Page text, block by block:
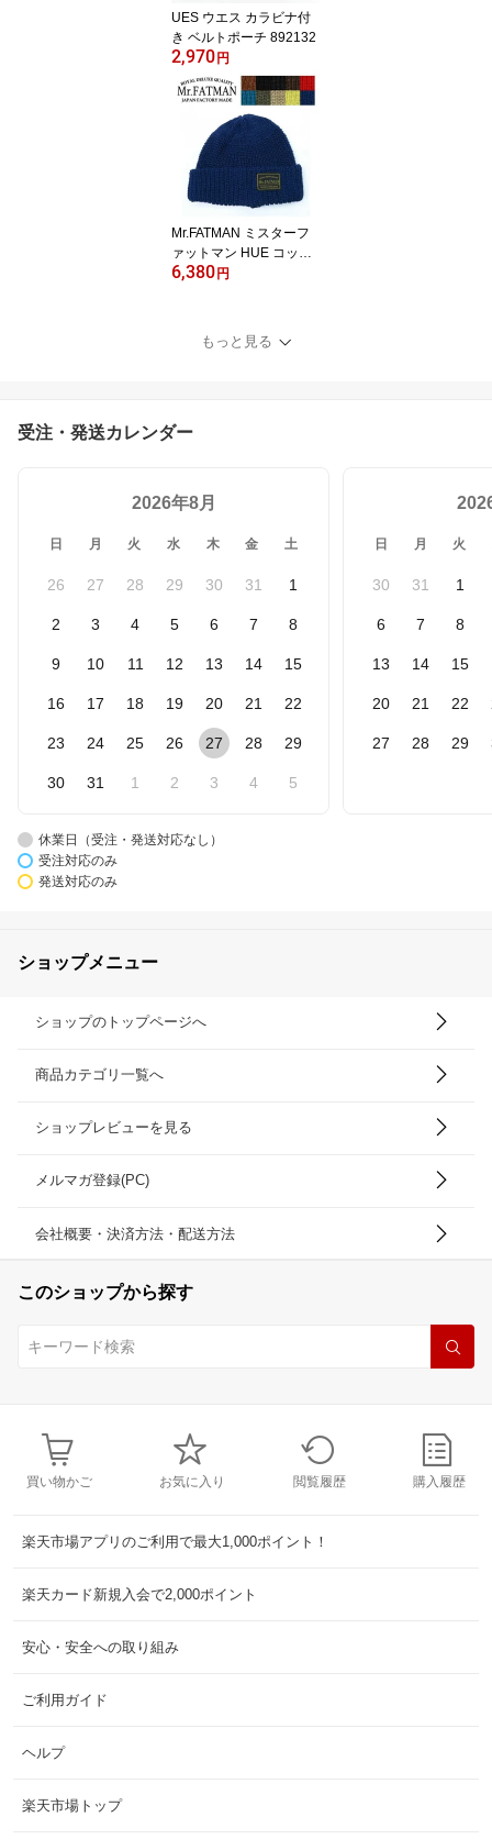
UES ウエス カラビナ付
き ベルトポーチ 892132
2,970円
Mr.FATMAN ミスターフ
ァットマン HUE コット
ンニット ワッチキャップ
6,380円
もっと見る
受注・発送カレンダー
2026年8月
日 月 火 水 木 金 土
26 27 28 29 30 31 1
2 3 4 5 6 7 8
9 10 11 12 13 14 15
16 17 18 19 20 21 22
23 24 25 26 27 28 29
30 31 1 2 3 4 5
日 月 火
30 31 1
6 7 8
13 14 15
20 21 22
27 28 29
休業日（受注・発送対応なし）
受注対応のみ
発送対応のみ
ショップメニュー
ショップのトップページへ
商品カテゴリ一覧へ
ショップレビューを見る
メルマガ登録(PC)
会社概要・決済方法・配送方法
このショップから探す
買い物かご お気に入り 閲覧履歴 購入履歴
楽天市場アプリのご利用で最大1,000ポイント！
楽天カード新規入会で2,000ポイント
安心・安全への取り組み
ご利用ガイド
ヘルプ
楽天市場トップ